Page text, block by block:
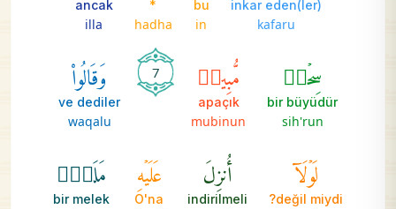
inkar eden(ler)
kafaru
bu
in
*
hadha
ancak
illa
سِحۡرٞ
bir büyüdür
sih'run
مُّبِينٞ
apaçık
mubinun
7 وَقَالُواْ
ve dediler
waqalu
لَوۡلَآ
değil miydi?
أُنزِلَ
indirilmeli
عَلَيۡهِ
O'na
مَلَكٞۖ
bir melek